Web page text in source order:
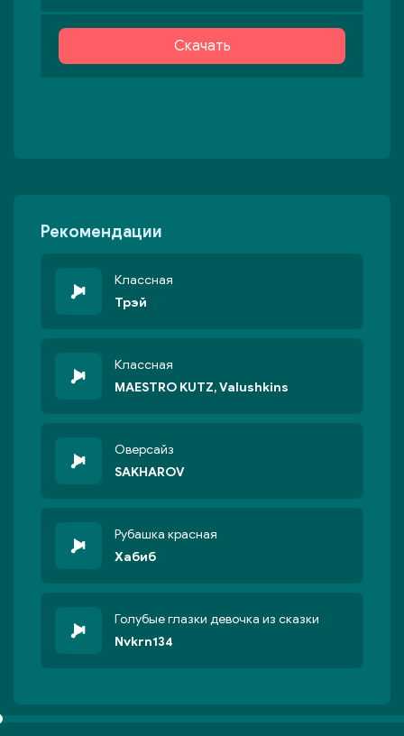
Скачать
Рекомендации
Классная
Трэй
Классная
MAESTRO KUTZ, Valushkins
Оверсайз
SAKHAROV
Рубашка красная
Хабиб
Голубые глазки девочка из сказки
Nvkrn134